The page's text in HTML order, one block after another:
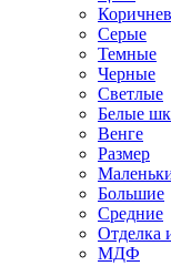
Серые
Темные
Черные
Светлые
Белые
Венге
Размер
Большие
Средние
Отделка
МДФ